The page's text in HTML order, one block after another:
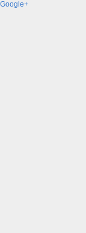
Google+